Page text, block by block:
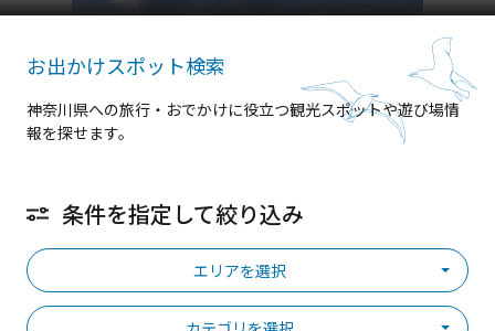
お出かけスポット検索
神奈川県への旅行・おでかけに役立つ観光スポットや遊び場情
報を探せます。
条件を指定して絞り込み
エリアを選択